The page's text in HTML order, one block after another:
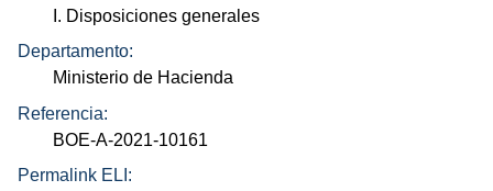
I. Disposiciones generales
Departamento:
Ministerio de Hacienda
Referencia:
BOE-A-2021-10161
Permalink ELI: